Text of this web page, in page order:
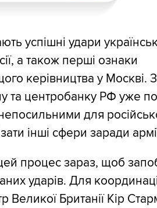
успішні удари
а також перші ознаки
керівництва у Москві.
та центробанку РФ уже
для
інші сфери заради
процес зараз, щоб
ударів. Для
Великої Британії Кір